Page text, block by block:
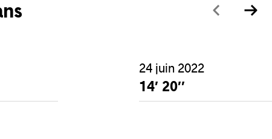
24 juin 2022
14′ 20′′